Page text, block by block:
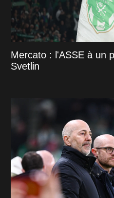
Mercato : l'ASSE à un
Svetlin